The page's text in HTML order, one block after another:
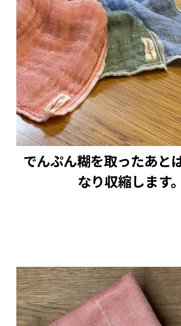
だけたら幸いです。
お子様がSDGsや歴史への興味の
たり、新築お祝いや引っ越しの
としてもお使いいただけると幸い
サイズ 約30X35㎝
組成 経糸 綿100％ 横糸 ヨシ（
ーガニックコットン70％
洗濯、乾燥により約13％収縮しま
蚊帳生地を使っています。製造
しますので、ご使用前にしっかり
つけて糊を落としてからご利用く
でんぷん糊を取ったあと
なり収縮します。